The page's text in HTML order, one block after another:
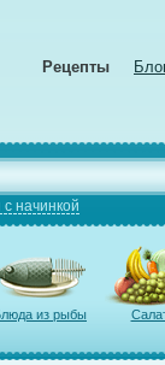
Рецепты
с начинкой
из рыбы